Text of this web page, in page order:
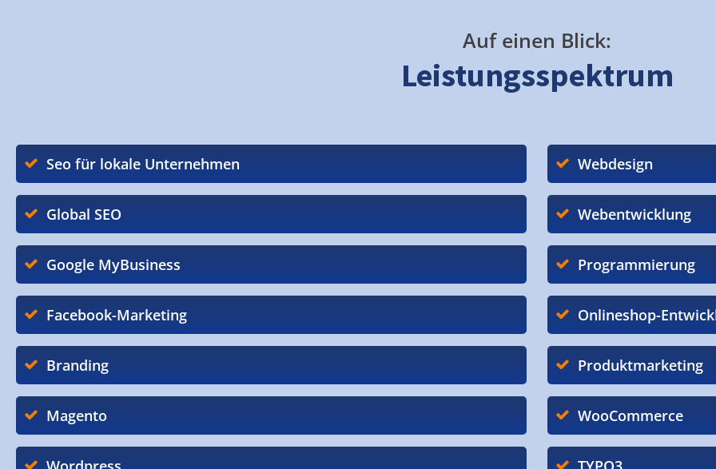
Auf einen Blick:
Leistungsspektrum
Seo für lokale Unternehmen
Global SEO
Google MyBusiness
Facebook-Marketing
Branding
Magento
Webdesign
Webentwicklung
Programmierung
Onlineshop-
Produktmarketing
WooCommerce